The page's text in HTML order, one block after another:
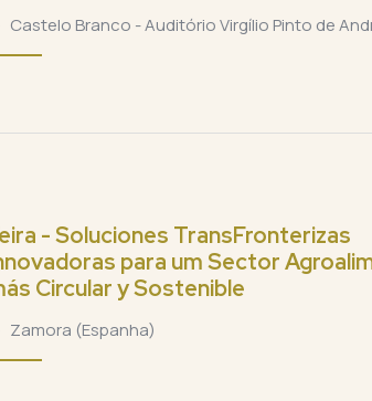
Castelo Branco - Auditório Virgílio Pinto de
- Soluciones TransFronterizas
para um Sector
Circular y Sostenible
Zamora (Espanha)